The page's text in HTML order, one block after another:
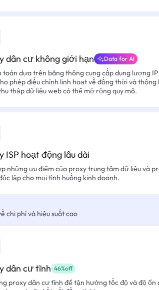
dân cư không giới hạn Data for AI
toán dựa trên băng thông cung cấp dung lượng
phép điều chỉnh linh hoạt về đồng thời và
thập dữ liệu web có thể mở rộng quy mô.
ISP hoạt động lâu dài
những ưu điểm của proxy trung tâm dữ liệu và
lập cho mọi tình huống kinh doanh.
chi phí và hiệu suất cao
dân cư tĩnh 46%off
proxy dân cư tĩnh để tận hưởng tốc độ và độ